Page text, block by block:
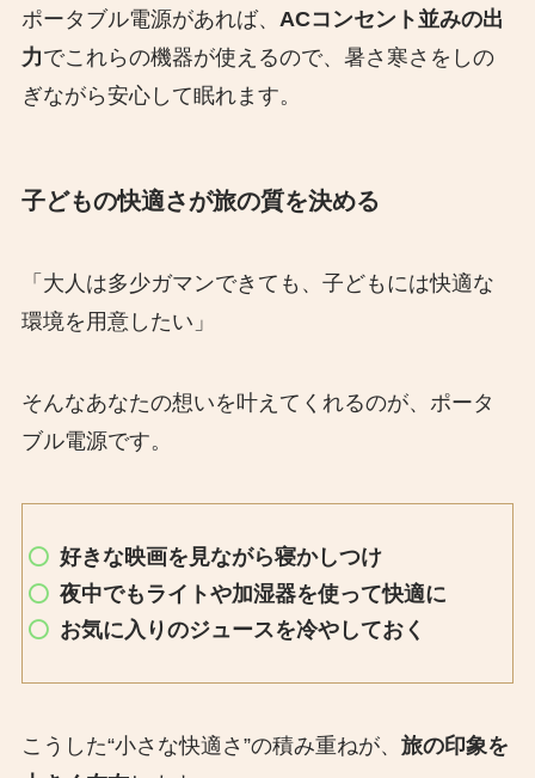
ポータブル電源があれば、 ACコンセント並みの出
力でこれらの機器が使えるので、暑さ寒さをしの
ぎながら安心して眠れます。
子どもの快適さが旅の質を決める
「大人は多少ガマンできても、子どもには快適な
環境を用意したい」
そんなあなたの想いを叶えてくれるのが、ポータ
ブル電源です。
好きな映画を見ながら寝かしつけ
夜中でもライトや加湿器を使って快適に
お気に入りのジュースを冷やしておく
こうした“小さな快適さ”の積み重ねが、 旅の印象を